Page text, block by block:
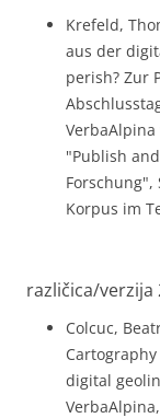
Krefeld,
aus der
perish? Zur
VerbaAlpina
"Publish
Korpus im
različica/verzija
Colcuc,
digital